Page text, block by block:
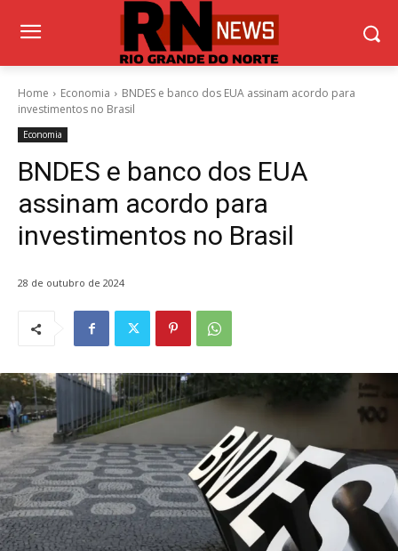
Home Economia
BNDES e banco dos EUA assinam acordo para
investimentos no Brasil
Economia
BNDES e banco dos EUA
assinam acordo para
investimentos no Brasil
28 de outubro de 2024